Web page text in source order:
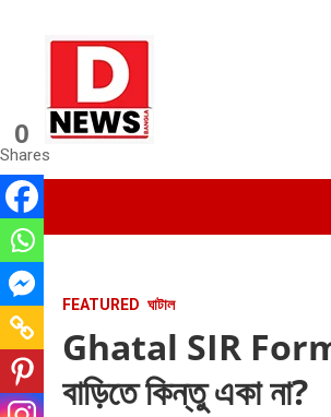
Dnews
#Medinipur #News #LatestBengali
#Medinipur24X7News
FEATURED ঘাটাল
Ghatal SIR
বাড়িতে কিন্তু একা না?
0
Shares